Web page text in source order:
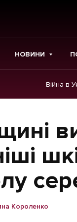
НОВИНИ
Війна в
Короленко